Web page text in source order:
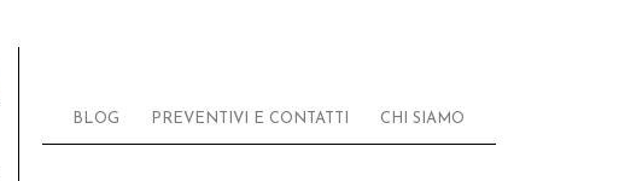
BLOG PREVENTIVI E CONTATTI CHI SIAMO